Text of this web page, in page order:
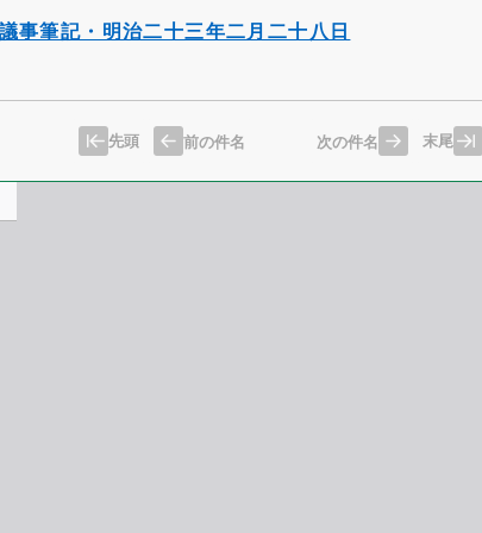
事筆記・明治二十三年二月二十八日
先頭 前の件名 次の件名 末尾